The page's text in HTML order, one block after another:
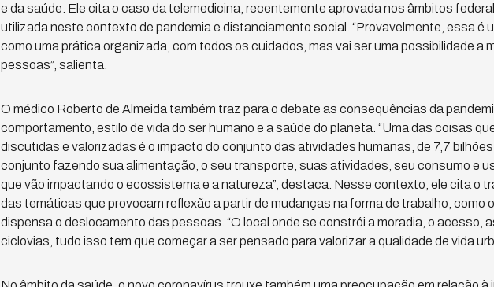
e da saúde. Ele cita o caso da telemedicina, recentemente aprovada nos âmbitos
utilizada neste contexto de pandemia e distanciamento social. “Provavelmente, essa é
como uma prática organizada, com todos os cuidados, mas vai ser uma possibilidade a
pessoas”, salienta.
O médico Roberto de Almeida também traz para o debate as consequências da
comportamento, estilo de vida do ser humano e a saúde do planeta. “Uma das coisas
discutidas e valorizadas é o impacto do conjunto das atividades humanas, de 7,7
conjunto fazendo sua alimentação, o seu transporte, suas atividades, seu consumo e
que vão impactando o ecossistema e a natureza”, destaca. Nesse contexto, ele cita o
das temáticas que provocam reflexão a partir de mudanças na forma de trabalho, como
dispensa o deslocamento das pessoas. “O local onde se constrói a moradia, o acesso,
ciclovias, tudo isso tem que começar a ser pensado para valorizar a qualidade de vida